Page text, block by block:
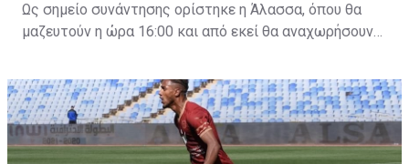
Ως σημείο συνάντησης ορίστηκε η Άλασσα, όπου θα
μαζευτούν η ώρα 16:00 και από εκεί θα αναχωρήσουν
δώοσυν το παρών τους στην απογευματινή προπόνηση
της ομάδας.